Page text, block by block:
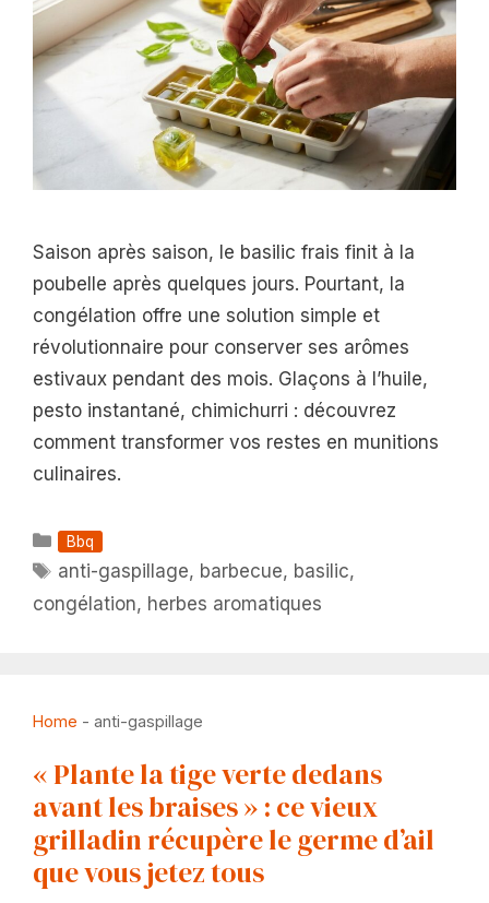
Saison après saison, le basilic frais finit à la
poubelle après quelques jours. Pourtant, la
congélation offre une solution simple et
révolutionnaire pour conserver ses arômes
estivaux pendant des mois. Glaçons à l’huile,
pesto instantané, chimichurri : découvrez
comment transformer vos restes en munitions
culinaires.
Catégories
Bbq
Étiquettes
anti-gaspillage, barbecue, basilic,
congélation, herbes aromatiques
Home - anti-gaspillage
« Plante la tige verte dedans
avant les braises » : ce vieux
grilladin récupère le germe d’ail
que vous jetez tous